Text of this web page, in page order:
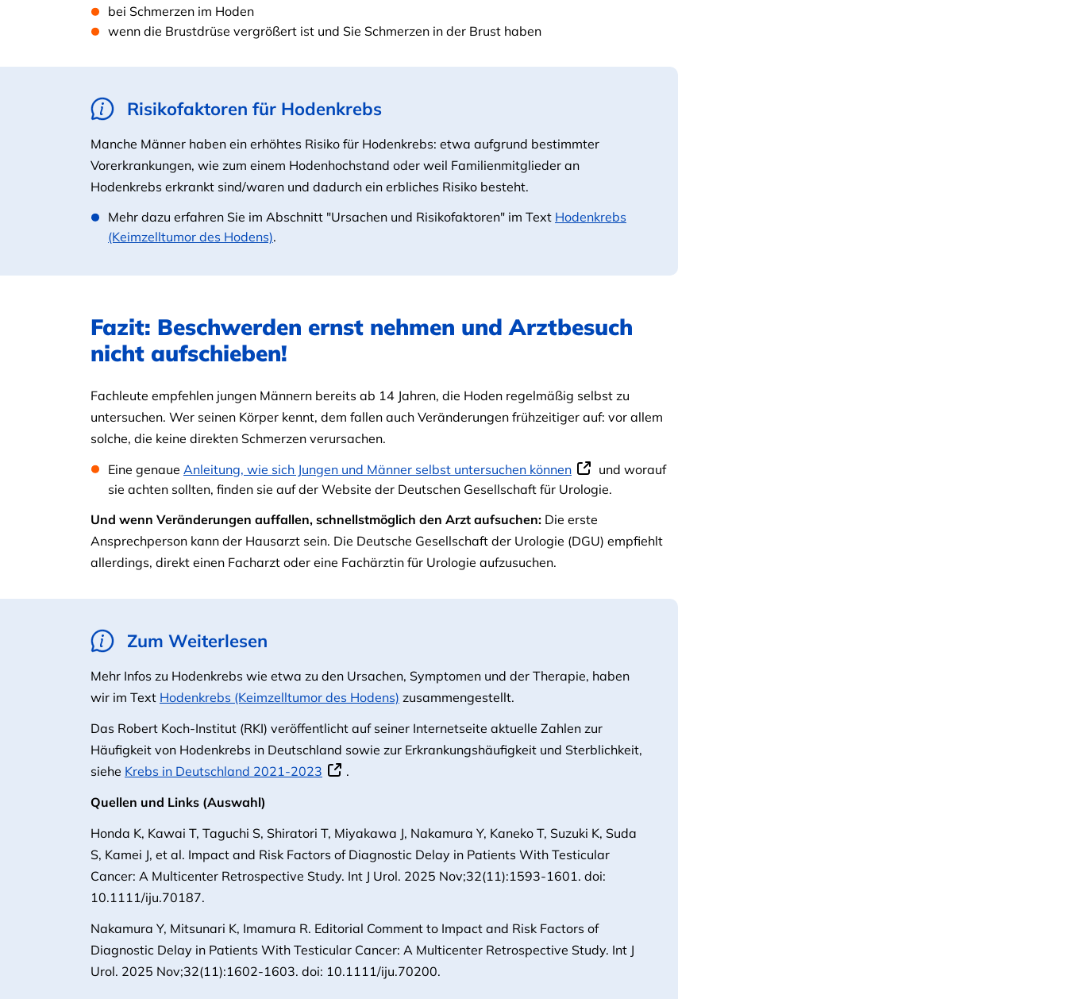
bei Schmerzen im Hoden
wenn die Brustdrüse vergrößert ist und Sie Schmerzen in der Brust haben
Risikofaktoren für Hodenkrebs
Manche Männer haben ein erhöhtes Risiko für Hodenkrebs: etwa aufgrund bestimmter
Vorerkrankungen, wie zum einem Hodenhochstand oder weil Familienmitglieder an
Hodenkrebs erkrankt sind/waren und dadurch ein erbliches Risiko besteht.
Mehr dazu erfahren Sie im Abschnitt "Ursachen und Risikofaktoren" im Text Hodenkrebs
(Keimzelltumor des Hodens).
Fazit: Beschwerden ernst nehmen und Arztbesuch
nicht aufschieben!
Fachleute empfehlen jungen Männern bereits ab 14 Jahren, die Hoden regelmäßig selbst zu
untersuchen. Wer seinen Körper kennt, dem fallen auch Veränderungen frühzeitiger auf: vor allem
solche, die keine direkten Schmerzen verursachen.
Eine genaue Anleitung, wie sich Jungen und Männer selbst untersuchen können
und worauf
sie achten sollten, finden sie auf der Website der Deutschen Gesellschaft für Urologie.
Und wenn Veränderungen auffallen, schnellstmöglich den Arzt aufsuchen: Die erste
Ansprechperson kann der Hausarzt sein. Die Deutsche Gesellschaft der Urologie (DGU) empfiehlt
allerdings, direkt einen Facharzt oder eine Fachärztin für Urologie aufzusuchen.
Zum Weiterlesen
Mehr Infos zu Hodenkrebs wie etwa zu den Ursachen, Symptomen und der Therapie, haben
wir im Text Hodenkrebs (Keimzelltumor des Hodens) zusammengestellt.
Das Robert Koch-Institut (RKI) veröffentlicht auf seiner Internetseite aktuelle Zahlen zur
Häufigkeit von Hodenkrebs in Deutschland sowie zur Erkrankungshäufigkeit und Sterblichkeit,
siehe Krebs in Deutschland 2021-2023
.
Quellen und Links (Auswahl)
Honda K, Kawai T, Taguchi S, Shiratori T, Miyakawa J, Nakamura Y, Kaneko T, Suzuki K, Suda
S, Kamei J, et al. Impact and Risk Factors of Diagnostic Delay in Patients With Testicular
Cancer: A Multicenter Retrospective Study. Int J Urol. 2025 Nov;32(11):1593-1601. doi:
10.1111/iju.70187.
Nakamura Y, Mitsunari K, Imamura R. Editorial Comment to Impact and Risk Factors of
Diagnostic Delay in Patients With Testicular Cancer: A Multicenter Retrospective Study. Int J
Urol. 2025 Nov;32(11):1602-1603. doi: 10.1111/iju.70200.